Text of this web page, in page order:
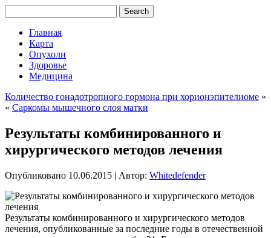
Главная
Карта
Опухоли
Здоровье
Медицина
Количество гонадотропного гормона при хорионэпителиоме »
« Саркомы мышечного слоя матки
Результаты комбинированного и
хирургического методов лечения
Опубликовано 10.06.2015 | Автор: Whitedefender
Результаты комбинированного и хирургического методов
лечения, опубликованные за последние годы в отечественной